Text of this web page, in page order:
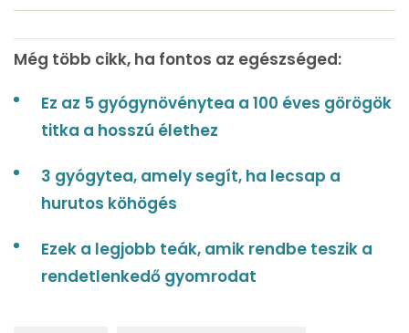
Még több cikk, ha fontos az egészséged:
Ez az 5 gyógynövénytea a 100 éves görögök
titka a hosszú élethez
3 gyógytea, amely segít, ha lecsap a
hurutos köhögés
Ezek a legjobb teák, amik rendbe teszik a
rendetlenkedő gyomrodat